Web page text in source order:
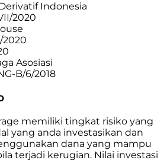
Indonesia
2020
2020
Asosiasi
B/6/2018
memiliki tingkat risiko yang
yang anda investasikan dan
dana yang mampu
terjadi kerugian. Nilai investasi